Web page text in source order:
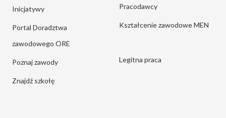
Inicjatywy
Portal Doradztwa
zawodowego ORE
Poznaj zawody
Znajdź szkołę
Pracodawcy
Kształcenie zawodowe MEN
Legitna praca